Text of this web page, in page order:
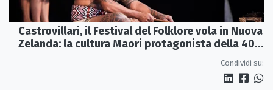
Castrovillari, il Festival del Folklore vola in Nuova
Zelanda: la cultura Maori protagonista della 40ª
Condividi su: